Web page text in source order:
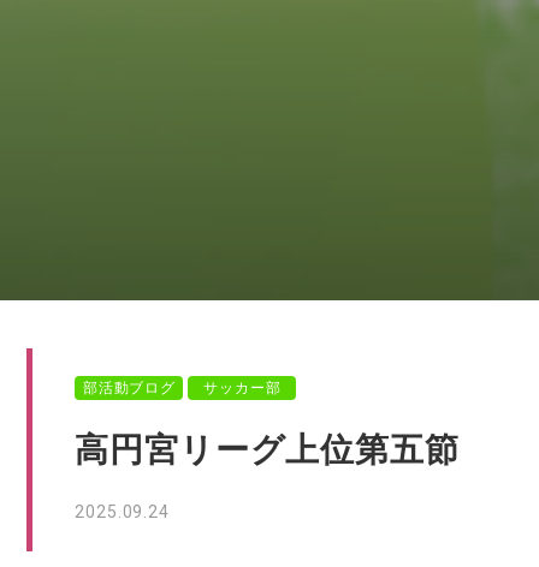
部活動ブログ サッカー部
高円宮リーグ上位第五節
2025.09.24